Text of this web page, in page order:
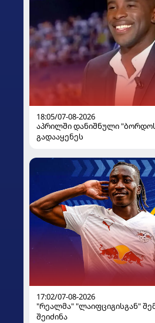
18:05/07-08-2026
აპრილში დანიშნული
გადააყენეს
17:02/07-08-2026
"რეალმა" "ლაიფციგისგან"
შეიძინა